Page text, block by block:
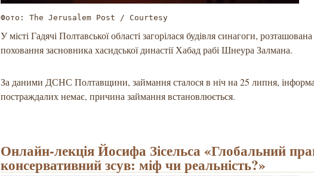
Фото: The Jerusalem Post / Courtesy
У місті Гадячі Полтавської області загорілася будівля синагоги,
поховання засновника хасидської династії Хабад рабі Шнеура Залмана.
За даними ДСНС Полтавщини, займання сталося в ніч на 25 липня,
постраждалих немає, причина займання встановлюється.
Онлайн-лекція Йосифа Зісельса «Глобальний
консервативний зсув: міф чи реальність?»